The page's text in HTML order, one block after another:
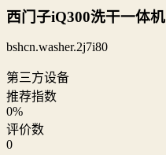
西门子iQ300洗干一体机
bshcn.washer.2j7i80
第三方设备
推荐指数
0%
评价数
0